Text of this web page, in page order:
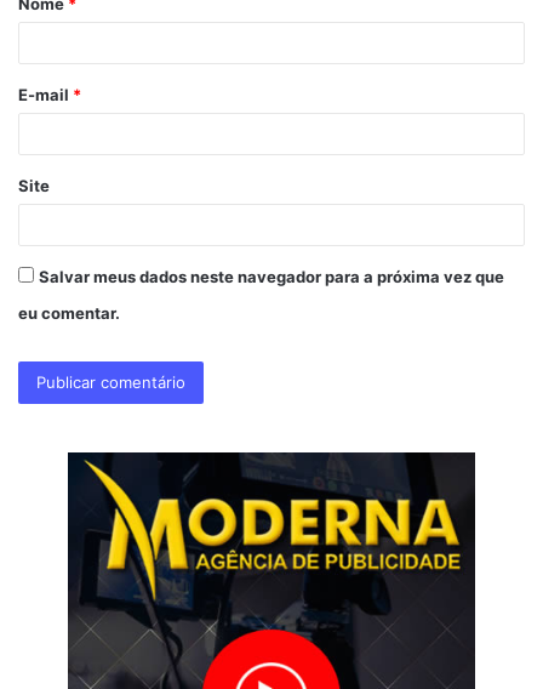
r
*
E-mail *
Site
Salvar meus dados neste navegador para a próxima vez que
eu comentar.